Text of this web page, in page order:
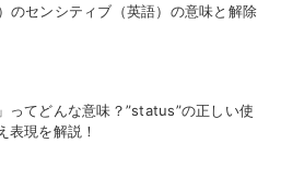
のセンシティブ（英語）の意味と解除
ってどんな意味？”status”の正しい使
表現を解説！